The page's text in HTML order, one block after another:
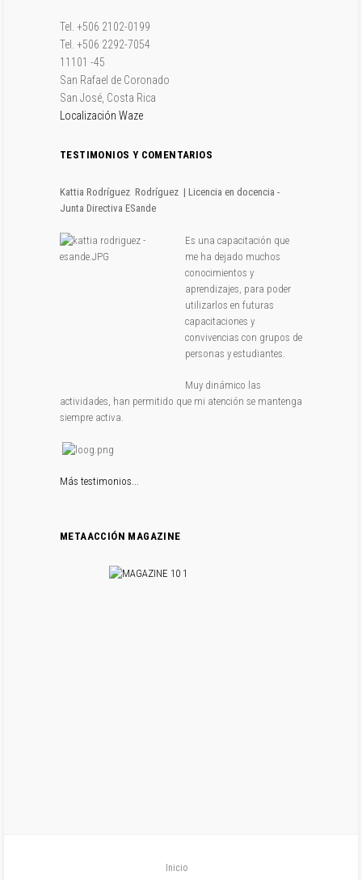
Tel. +506 2102-0199
Tel. +506 2292-7054
11101 -45
San Rafael de Coronado
San José, Costa Rica
Localización Waze
TESTIMONIOS Y COMENTARIOS
Kattia Rodríguez Rodríguez | Licencia en docencia -
Junta Directiva ESande
Es una capacitación que
me ha dejado muchos
conocimientos y
aprendizajes, para poder
utilizarlos en futuras
capacitaciones y
convivencias con grupos de
personas y estudiantes.
Muy dinámico las
actividades, han permitido que mi atención se mantenga
siempre activa.
Más testimonios...
METAACCIÓN MAGAZINE
Inicio